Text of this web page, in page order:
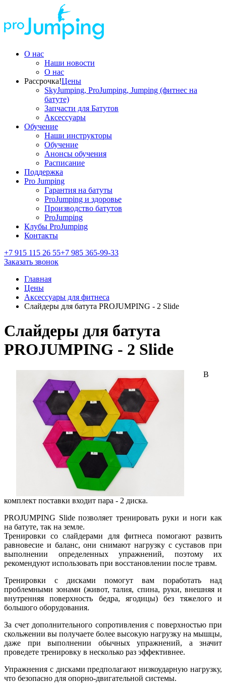
О нас
Наши новости
О нас
Рассрочка!Цены
SkyJumping, ProJumping, Jumping (фитнес на
батуте)
Запчасти для Батутов
Аксессуары
Обучение
Наши инструкторы
Обучение
Анонсы обучения
Расписание
Поддержка
Pro Jumping
Гарантия на батуты
ProJumping и здоровье
Производство батутов
ProJumping
Клубы ProJumping
Контакты
+7 915 115 26 55+7 985 365-99-33
Заказать звонок
Главная
Цены
Аксессуары для фитнеса
Слайдеры для батута PROJUMPING - 2 Slide
Слайдеры для батута
PROJUMPING - 2 Slide
В
комплект поставки входит пара - 2 диска.
PROJUMPING Slide позволяет тренировать руки и ноги как
на батуте, так на земле.
Тренировки со слайдерами для фитнеса помогают развить
равновесие и баланс, они снимают нагрузку с суставов при
выполнении определенных упражнений, поэтому их
рекомендуют использовать при восстановлении после травм.
Тренировки с дисками помогут вам поработать над
проблемными зонами (живот, талия, спина, руки, внешняя и
внутренняя поверхность бедра, ягодицы) без тяжелого и
большого оборудования.
За счет дополнительного сопротивления с поверхностью при
скольжении вы получаете более высокую нагрузку на мышцы,
даже при выполнении обычных упражнений, а значит
проведете тренировку в несколько раз эффективнее.
Упражнения с дисками предполагают низкоударную нагрузку,
что безопасно для опорно-двигательной системы.